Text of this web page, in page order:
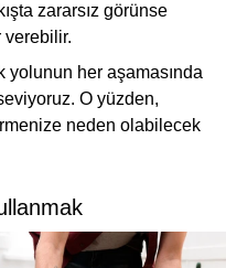
zararsız görünse
verebilir.
yolunun her aşamasında
O yüzden,
neden olabilecek